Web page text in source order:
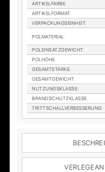
AR­TI­KEL­FAR­BE:
AR­TI­KEL­FOR­MAT:
VER­PA­CKUNGS­EIN­HEIT:
POL­MA­TE­RI­AL :
POL­EIN­SATZ­GE­WICHT:
POL­HÖ­HE:
GE­SAMT­STÄR­KE:
GE­SAMT­GE­WICHT:
NUT­ZUNGS­KLAS­SE:
BRAND­SCHUTZ­KLAS­SE:
TRITT­SCHALL­VER­BES­SE­RUNG: